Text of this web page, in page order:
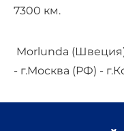
7300 км.
Morlunda
- г.Москва (РФ) -